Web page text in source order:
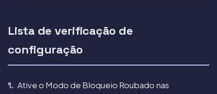
Lista de verificação de
configuração
Ative o Modo de Bloqueio Roubado nas